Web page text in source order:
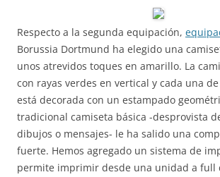
Respecto a la segunda equipación,
Borussia Dortmund ha elegido una
unos atrevidos toques en amarillo. La
con rayas verdes en vertical y cada una
está decorada con un estampado
tradicional camiseta básica -desprovista
dibujos o mensajes- le ha salido una
fuerte. Hemos agregado un sistema de
permite imprimir desde una unidad a full